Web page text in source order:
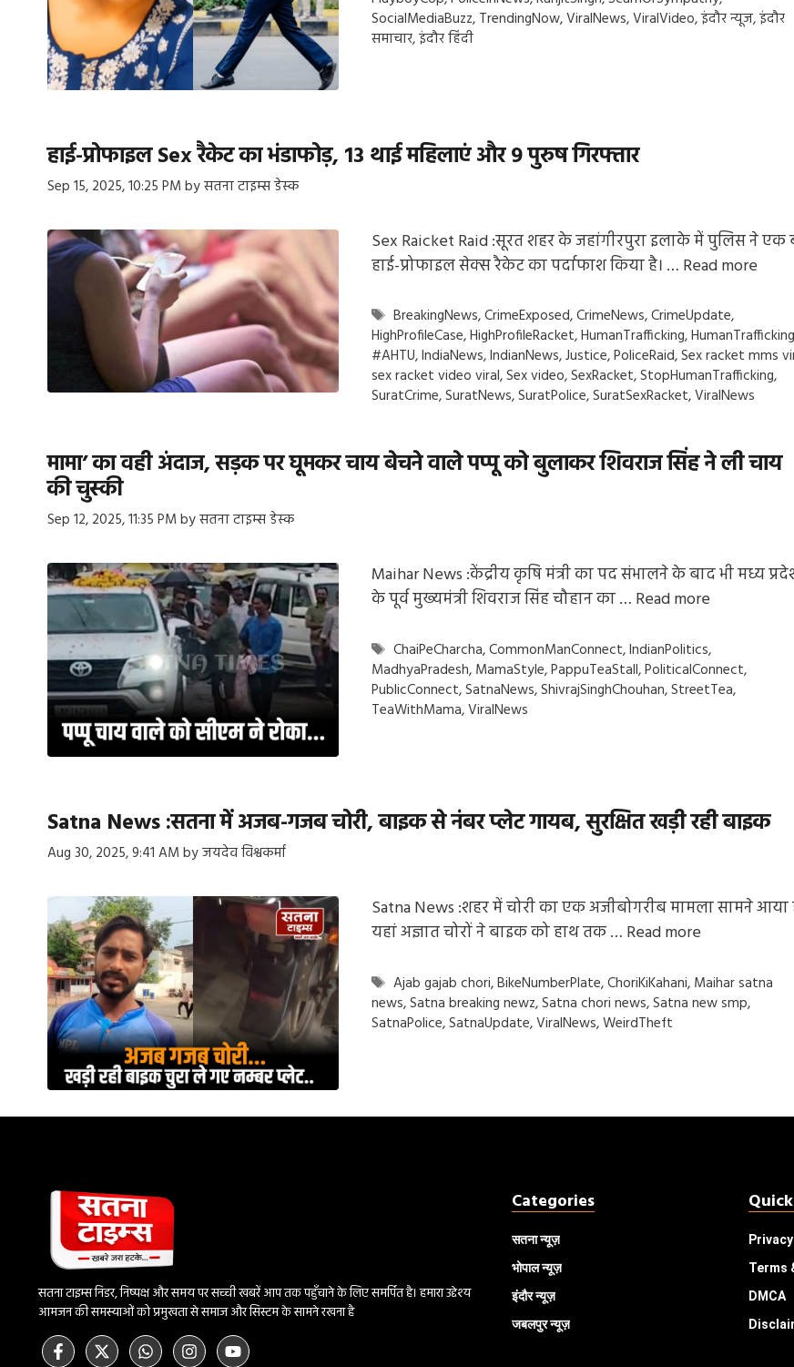
SocialMediaBuzz, TrendingNow,ViralNews,ViralVideo,इंदौर न्यूज,इंदौर
समाचार,इंदौर हिंदी
हाई-प्रोफाइल Sex रैकेट का भंडाफोड़, 13 थाई महिलाएं और 9 पुरुष गिरफ्तार
Sep 15, 2025, 10:25 PM byसतना टाइम्स डेस्क
Sex Raicket Raid :सूरत शहर के जहांगीरपुरा इलाके में पुलिस ने एक
हाई-प्रोफाइल सेक्स रैकेट का पर्दाफाश किया है। … Read more
Tags
BreakingNews,CrimeExposed,CrimeNews,CrimeUpdate,
HighProfileCase,HighProfileRacket,HumanTrafficking,HumanTrafficking
#AHTU,IndiaNews,IndianNews,Justice,PoliceRaid,Sex racket mms
sex racket video viral,Sex video,SexRacket,StopHumanTrafficking,
SuratCrime,SuratNews,SuratPolice,SuratSexRacket,ViralNews
मामा’ का वही अंदाज, सड़क पर घूमकर चाय बेचने वाले पप्पू को बुलाकर शिवराज सिंह ने ली चाय
की चुस्की
Sep 12, 2025, 11:35 PM byसतना टाइम्स डेस्क
Maihar News :केंद्रीय कृषि मंत्री का पद संभालने के बाद भी मध्य
के पूर्व मुख्यमंत्री शिवराज सिंह चौहान का … Read more
Tags
ChaiPeCharcha,CommonManConnect,IndianPolitics,
MadhyaPradesh, MamaStyle,PappuTeaStall,PoliticalConnect,
PublicConnect,SatnaNews,ShivrajSinghChouhan,StreetTea,
TeaWithMama,ViralNews
Satna News :सतना में अजब-गजब चोरी, बाइक से नंबर प्लेट गायब, सुरक्षित खड़ी रही बाइक
Aug 30, 2025, 9:41 AM byजयदेव विश्वकर्मा
Satna News :शहर में चोरी का एक अजीबोगरीब मामला सामने आया
यहां अज्ञात चोरों ने बाइक को हाथ तक … Read more
Tags
Ajab gajab chori,BikeNumberPlate,ChoriKiKahani, Maihar satna
news,Satna breaking newz,Satna chori news,Satna new smp,
SatnaPolice,SatnaUpdate,ViralNews,WeirdTheft
सतना टाइम्स निडर, निष्पक्ष और समय पर सच्ची खबरें आप तक पहुँचाने के लिए समर्पित है। हमारा उद्देश्य
आमजन की समस्याओं को प्रमुखता से समाज और सिस्टम के सामने रखना है
Categories
सतना न्यूज़
भोपालन्यूज़
इंदौरन्यूज़
जबलपुर न्यूज़
Terms
DMCA